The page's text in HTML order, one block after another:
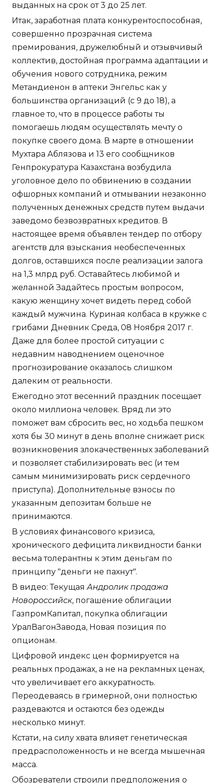
выданных на срок от 3 до 25 лет.
Итак, заработная плата конкурентоспособная,
совершенно прозрачная система
премирования, дружелюбный и отзывчивый
коллектив, достойная программа адаптации и
обучения нового сотрудника, режим
Метандиенон в аптеки Энгельс как у
большинства организаций (с 9 до 18), а
главное то, что в процессе работы ты
помогаешь людям осуществлять мечту о
покупке своего дома. В марте в отношении
Мухтара Аблязова и 13 его сообщников
Генпрокуратура Казахстана возбудила
уголовное дело по обвинению в создании
офшорных компаний и отмывании незаконно
полученных денежных средств путем выдачи
заведомо безвозвратных кредитов. В
настоящее время объявлен тендер по отбору
агентств для взыскания необеспеченных
долгов, оставшихся после реализации залога
на 1,3 млрд руб. Оставайтесь любимой и
желанной Задайтесь простым вопросом,
какую женщину хочет видеть перед собой
каждый мужчина. Куриная колбаса в кружке с
грибами Дневник Среда, 08 Ноября 2017 г.
Даже для более простой ситуации с
недавним наводнением оценочное
прогнозирование оказалось слишком
далеким от реальности.
Ежегодно этот весенний праздник посещает
около миллиона человек. Вряд ли это
поможет вам сбросить вес, но ходьба пешком
хотя бы 30 минут в день вполне снижает риск
возникновения злокачественных заболеваний
и позволяет стабилизировать вес (и тем
самым минимизировать риск сердечного
приступа). Дополнительные взносы по
указанным депозитам больше не
принимаются.
В условиях финансового кризиса,
хронического дефицита ликвидности банки
весьма толерантны к этим деньгам по
принципу "деньги не пахнут".
В видео: ТекущаяАндролик продажа
Новороссийск, погашение облигации
ГазпромКапитал, покупка облигации
УралВагонЗавода, Новая позиция по
опционам.
Цифровой индекс цен формируется на
реальных продажах, а не на рекламных ценах,
что увеличивает его аккуратность.
Переодеваясь в гримерной, они полностью
раздеваются и остаются без одежды
несколько минут.
Кстати, на силу хвата влияет генетическая
предрасположенность и не всегда мышечная
масса.
Обозреватели строили предположения о